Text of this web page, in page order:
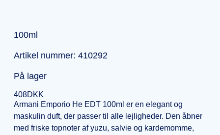
100ml
Artikel nummer: 410292
På lager
408DKK
Armani Emporio He EDT 100ml er en elegant og
maskulin duft, der passer til alle lejligheder. Den åbner
med friske topnoter af yuzu, salvie og kardemomme,